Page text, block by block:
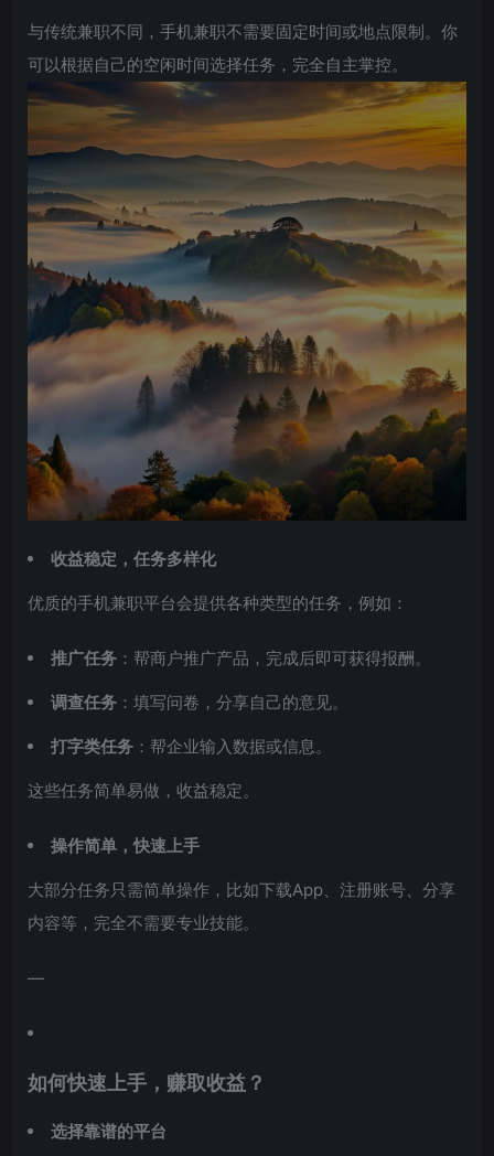
与传统兼职不同，手机兼职不需要固定时间或地点限制。你
可以根据自己的空闲时间选择任务，完全自主掌控。
收益稳定，任务多样化
优质的手机兼职平台会提供各种类型的任务，例如：
推广任务 ：帮商户推广产品，完成后即可获得报酬。
调查任务 ：填写问卷，分享自己的意见。
打字类任务 ：帮企业输入数据或信息。
这些任务简单易做，收益稳定。
操作简单，快速上手
大部分任务只需简单操作，比如下载App、注册账号、分享
内容等，完全不需要专业技能。
—
如何快速上手，赚取收益？
选择靠谱的平台